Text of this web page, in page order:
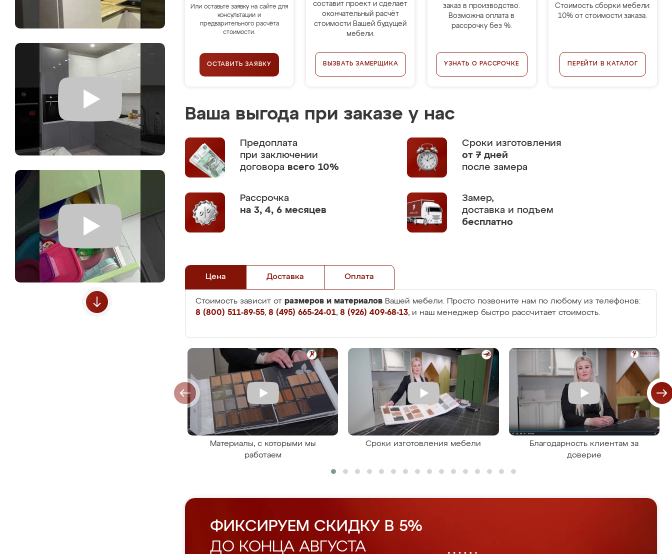
Или оставьте заявку на сайте для
консультации и
предварительного расчёта
стоимости.
ОСТАВИТЬ ЗАЯВКУ
составит проект и сделает
окончательный расчёт
стоимости Вашей будущей
мебели.
ВЫЗВАТЬ ЗАМЕРЩИКА
заказ в производство.
Возможна оплата в
рассрочку без %.
УЗНАТЬ О РАССРОЧКЕ
Стоимость сборки мебели:
10% от стоимости заказа.
ПЕРЕЙТИ В КАТАЛОГ
Ваша выгода при заказе у нас
Предоплата
при заключении
договора всего 10%
Сроки изготовления
от 7 дней
после замера
Рассрочка
на 3, 4, 6 месяцев
Замер,
доставка и подъем
бесплатно
Цена Доставка Оплата
Стоимость зависит от размеров и материалов Вашей мебели. Просто позвоните нам по любому из телефонов:
8 (800) 511-89-55, 8 (495) 665-24-01, 8 (926) 409-68-13, и наш менеджер быстро рассчитает стоимость.
Материалы, с которыми мы
работаем
Сроки изготовления мебели
Благодарность клиентам за
доверие
ФИКСИРУЕМ СКИДКУ В 5%
ДО КОНЦА АВГУСТА